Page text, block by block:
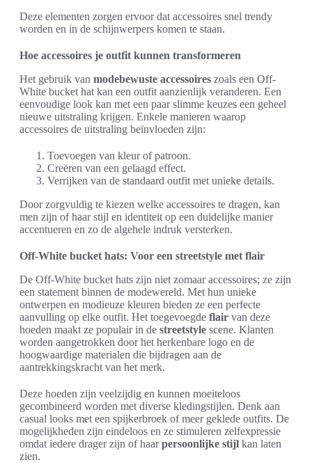
Deze elementen zorgen ervoor dat accessoires snel trendy
worden en in de schijnwerpers komen te staan.
Hoe accessoires je outfit kunnen transformeren
Het gebruik van modebewuste accessoires zoals een Off-
White bucket hat kan een outfit aanzienlijk veranderen. Een
eenvoudige look kan met een paar slimme keuzes een geheel
nieuwe uitstraling krijgen. Enkele manieren waarop
accessoires de uitstraling beïnvloeden zijn:
Toevoegen van kleur of patroon.
Creëren van een gelaagd effect.
Verrijken van de standaard outfit met unieke details.
Door zorgvuldig te kiezen welke accessoires te dragen, kan
men zijn of haar stijl en identiteit op een duidelijke manier
accentueren en zo de algehele indruk versterken.
Off-White bucket hats: Voor een streetstyle met flair
De Off-White bucket hats zijn niet zomaar accessoires; ze zijn
een statement binnen de modewereld. Met hun unieke
ontwerpen en modieuze kleuren bieden ze een perfecte
aanvulling op elke outfit. Het toegevoegde flair van deze
hoeden maakt ze populair in de streetstyle scene. Klanten
worden aangetrokken door het herkenbare logo en de
hoogwaardige materialen die bijdragen aan de
aantrekkingskracht van het merk.
Deze hoeden zijn veelzijdig en kunnen moeiteloos
gecombineerd worden met diverse kledingstijlen. Denk aan
casual looks met een spijkerbroek of meer geklede outfits. De
mogelijkheden zijn eindeloos en ze stimuleren zelfexpressie
omdat iedere drager zijn of haarpersoonlijke stijl kan laten
zien.